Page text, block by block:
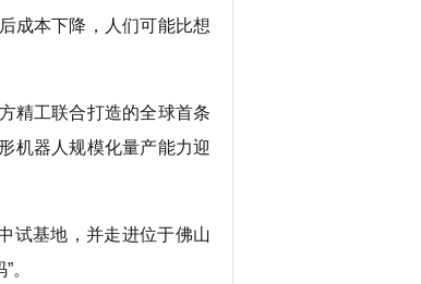
成本下降，人们可能比想
精工联合打造的全球首条
机器人规模化量产能力迎
试基地，并走进位于佛山
。